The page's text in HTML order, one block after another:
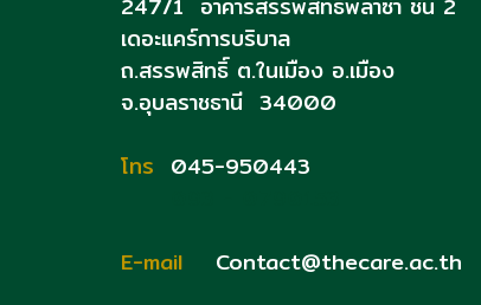
เดอะแคร์การบริบาล
ถ.สรรพสิทธิ์ ต.ในเมือง อ.เมือง
จ.อุบลราชธานี 34000
โทร 045-950443
E-mail
Contact@thecare.ac.th